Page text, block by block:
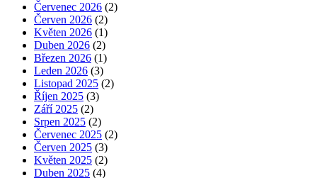
Červenec 2026 (2)
Červen 2026 (2)
Květen 2026 (1)
Duben 2026 (2)
Březen 2026 (1)
Leden 2026 (3)
Listopad 2025 (2)
Říjen 2025 (3)
Září 2025 (2)
Srpen 2025 (2)
Červenec 2025 (2)
Červen 2025 (3)
Květen 2025 (2)
Duben 2025 (4)